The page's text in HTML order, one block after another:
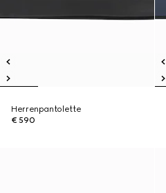
Herrenpantolette
€ 590